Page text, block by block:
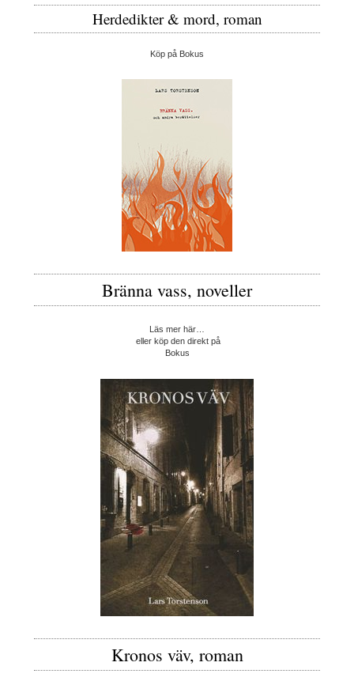
Herdedikter & mord, roman
Köp på Bokus
Bränna vass, noveller
Läs mer här…
eller köp den direkt på
Bokus
Kronos väv, roman